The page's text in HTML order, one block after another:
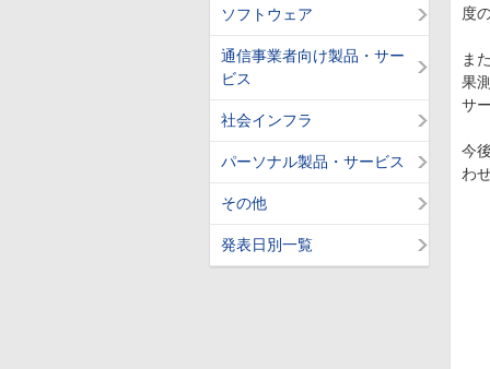
度
ま
果
サ
今
わ
ソフトウェア
通信事業者向け製品・サー
ビス
社会インフラ
パーソナル製品・サービス
その他
発表日別一覧